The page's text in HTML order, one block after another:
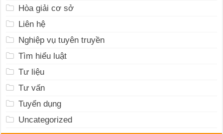
Hòa giải cơ sở
Liên hệ
Nghiệp vụ tuyên truyền
Tìm hiểu luật
Tư liệu
Tư vấn
Tuyển dụng
Uncategorized